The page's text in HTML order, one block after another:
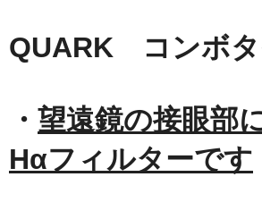
QUARK コンボタ
・ 望遠鏡の接眼部
Hαフィルターです